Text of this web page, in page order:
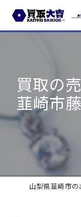
買取の
韮崎市